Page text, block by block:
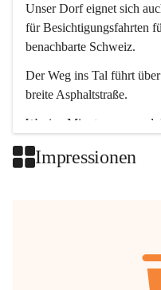
Unser Dorf eignet sich
für Besichtigungsfahrten
benachbarte Schweiz.
Der Weg ins Tal führt
breite Asphaltstraße.
Wenige Minuten nur, und
Impressionen